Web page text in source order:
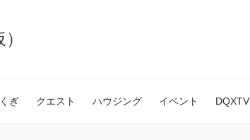
ぎ クエスト ハウジング イベント DQXTV